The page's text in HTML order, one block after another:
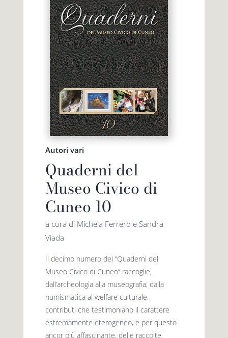
Autori vari
Quaderni del
Museo Civico di
Cuneo 10
a cura di Michela Ferrero e Sandra
Viada
Il decimo numero dei “Quaderni del
Museo Civico di Cuneo” raccoglie,
dall’archeologia alla museografia, dalla
numismatica al welfare culturale,
contributi che testimoniano il carattere
estremamente eterogeneo, e per questo
ancor più affascinante, delle raccolte